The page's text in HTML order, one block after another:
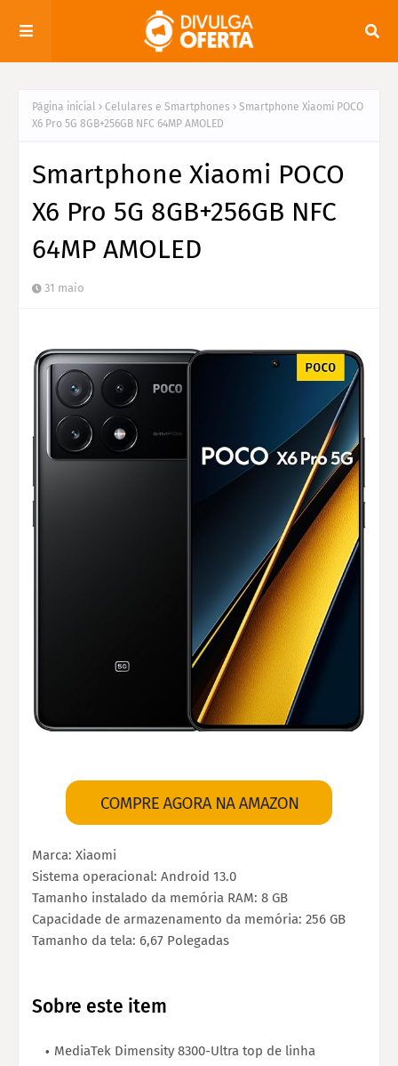
Página inicial Celulares e Smartphones
Smartphone Xiaomi POCO
X6 Pro 5G 8GB+256GB NFC 64MP AMOLED
Smartphone Xiaomi POCO
X6 Pro 5G 8GB+256GB NFC
64MP AMOLED
31 maio
Marca: Xiaomi
Sistema operacional: Android 13.0
Tamanho instalado da memória RAM: 8 GB
Capacidade de armazenamento da memória: 256 GB
Tamanho da tela: 6,67 Polegadas
Sobre este item
MediaTek Dimensity 8300-Ultra top de linha